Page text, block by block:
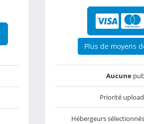
Plus de moyens
Aucune
Priorité
Hébergeurs